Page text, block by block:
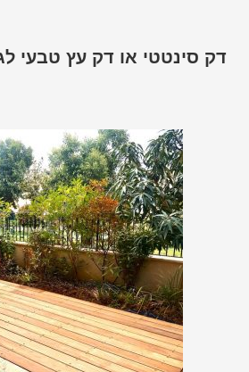
דק סינטטי או דק עץ טבעי